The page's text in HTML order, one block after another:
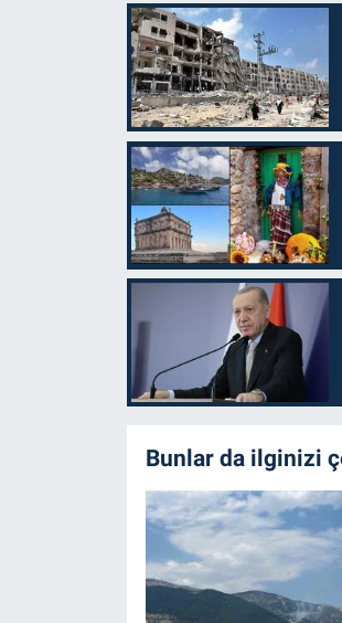
Bunlar da ilginizi